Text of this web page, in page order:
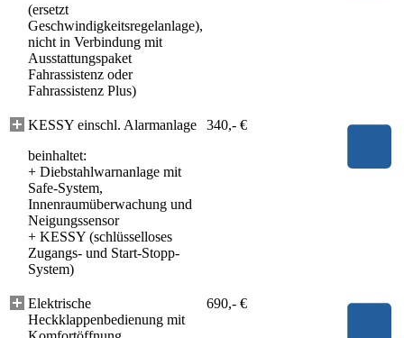
(ersetzt
Geschwindigkeitsregelanlage),
nicht in Verbindung mit
Ausstattungspaket
Fahrassistenz oder
Fahrassistenz Plus)
KESSY einschl. Alarmanlage
beinhaltet:
+ Diebstahlwarnanlage mit
Safe-System,
Innenraumüberwachung und
Neigungssensor
+ KESSY (schlüsselloses
Zugangs- und Start-Stopp-
System)
340,- €
Elektrische
Heckklappenbedienung mit
690,- €